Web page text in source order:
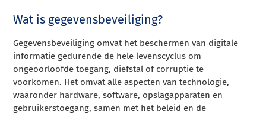
Wat is gegevensbeveiliging?
Gegevensbeveiliging omvat het beschermen van digitale
informatie gedurende de hele levenscyclus om
ongeoorloofde toegang, diefstal of corruptie te
voorkomen. Het omvat alle aspecten van technologie,
waaronder hardware, software, opslagapparaten en
gebruikerstoegang, samen met het beleid en de